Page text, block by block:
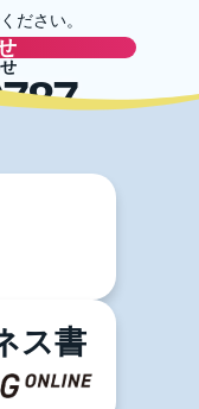
ださい。
ス書